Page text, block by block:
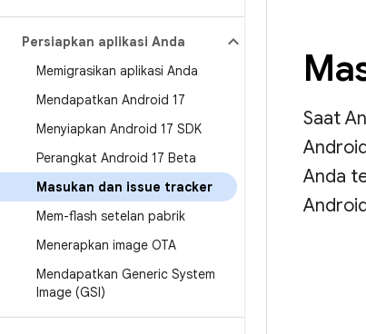
Persiapkan aplikasi Anda
Memigrasikan aplikasi Anda
Mendapatkan Android 17
Menyiapkan Android 17 SDK
Perangkat Android 17 Beta
Masukan dan issue tracker
Mem-flash setelan pabrik
Menerapkan image OTA
Mendapatkan Generic System
Image (GSI)
Saat
Anda